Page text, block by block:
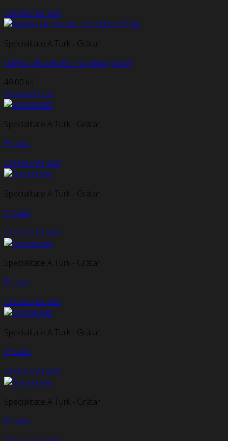
Citește mai mult
Specialitate A Turk - Grătar
Frigărui de Berbec / Kuș Bași (350g)
40,00 lei
Adaugă în coș
Specialitate A Turk - Grătar
Produs
Citește mai mult
Specialitate A Turk - Grătar
Produs
Citește mai mult
Specialitate A Turk - Grătar
Produs
Citește mai mult
Specialitate A Turk - Grătar
Produs
Citește mai mult
Specialitate A Turk - Grătar
Produs